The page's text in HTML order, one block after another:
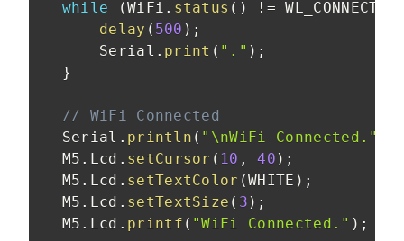
while (WiFi . status ( ) != WL_CONNECTED
delay ( 500 ) ;
      Serial
. print ( "." ) ;
}
// WiFi Connected
  Serial
. println ( "\nWiFi Connected."
  M5
. Lcd . setCursor ( 10 , 40 ) ;
  M5
. Lcd . setTextColor (WHITE ) ;
  M5
. Lcd . setTextSize ( 3 ) ;
  M5
. Lcd . printf ( "WiFi Connected." ) ;